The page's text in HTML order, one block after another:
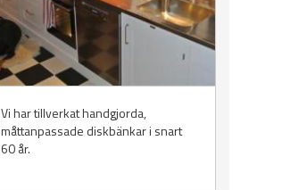
Vi har tillverkat handgjorda,
måttanpassade diskbänkar i snart
60 år.